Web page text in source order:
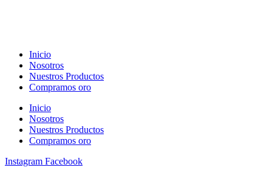
Inicio
Nosotros
Nuestros Productos
Compramos oro
Inicio
Nosotros
Nuestros Productos
Compramos oro
Instagram Facebook